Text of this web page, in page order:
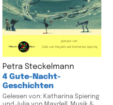
Petra Steckelmann
4 Gute-Nacht-
Geschichten
Gelesen von: Katharina Spiering